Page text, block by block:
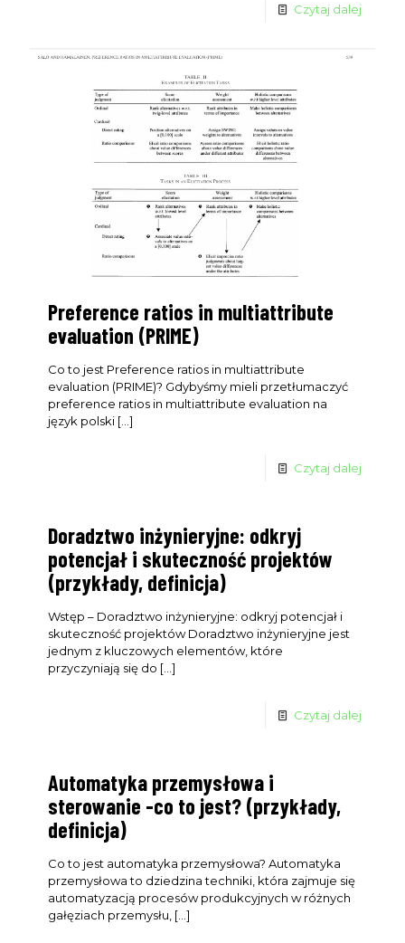
Czytaj dalej
Preference ratios in multiattribute
evaluation (PRIME)
Co to jest Preference ratios in multiattribute
evaluation (PRIME)? Gdybyśmy mieli przetłumaczyć
preference ratios in multiattribute evaluation na
język polski […]
Czytaj dalej
Doradztwo inżynieryjne: odkryj
potencjał i skuteczność projektów
(przykłady, definicja)
Wstęp – Doradztwo inżynieryjne: odkryj potencjał i
skuteczność projektów Doradztwo inżynieryjne jest
jednym z kluczowych elementów, które
przyczyniają się do […]
Czytaj dalej
Automatyka przemysłowa i
sterowanie -co to jest? (przykłady,
definicja)
Co to jest automatyka przemysłowa? Automatyka
przemysłowa to dziedzina techniki, która zajmuje się
automatyzacją procesów produkcyjnych w różnych
gałęziach przemysłu, […]